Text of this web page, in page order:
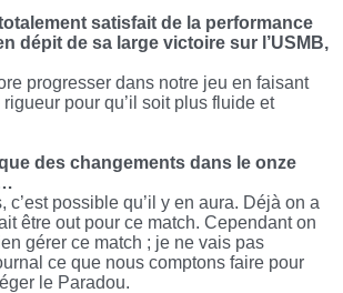
satisfait de la performance
dépit de sa large victoire sur l’USMB,
progresser dans notre jeu en faisant
pour qu’il soit plus fluide et
des changements dans le onze
c’est possible qu’il y en aura. Déjà on a
être out pour ce match. Cependant on
gérer ce match ; je ne vais pas
ce que nous comptons faire pour
le Paradou.